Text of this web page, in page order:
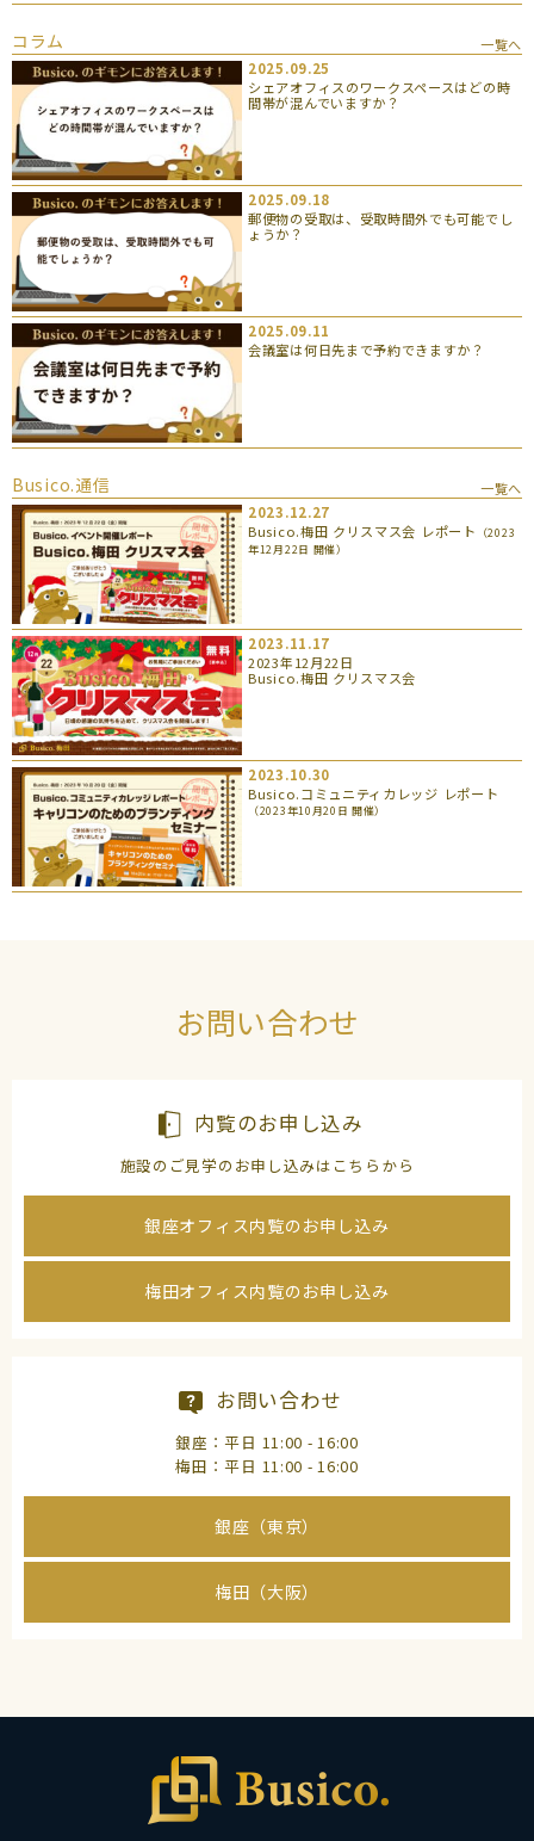
コラム
一覧へ
2025.09.25
シェアオフィスのワークスペースはどの時
間帯が混んでいますか？
2025.09.18
郵便物の受取は、受取時間外でも可能でし
ょうか？
2025.09.11
会議室は何日先まで予約できますか？
Busico.通信
一覧へ
2023.12.27
Busico.梅田 クリスマス会 レポート
（2023
年12月22日 開催）
2023.11.17
2023年12月22日
Busico.梅田 クリスマス会
2023.10.30
Busico.コミュニティカレッジ レポート
（2023年10月20日 開催）
お問い合わせ
内覧のお申し込み
施設のご見学のお申し込みはこちらから
銀座オフィス内覧のお申し込み
梅田オフィス内覧のお申し込み
お問い合わせ
銀座：平日 11:00 - 16:00
梅田：平日 11:00 - 16:00
銀座（東京）
梅田（大阪）